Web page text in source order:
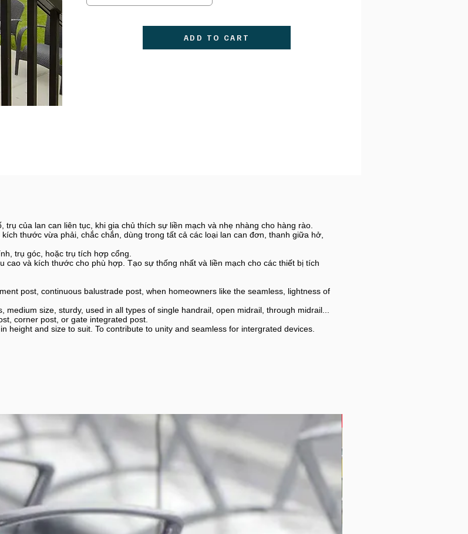
ADD TO CART
của lan can liên tục, khi gia chủ thích sự liền mạch và nhẹ nhàng cho hàng rào.
thước vừa phải, chắc chắn, dùng trong tất cả các loại lan can đơn, thanh giữa hở,
trụ góc, hoặc trụ tích hợp cổng.
cao và kích thước cho phù hợp. Tạo sự thống nhất và liền mạch cho các thiết bị tích
post, continuous balustrade post, when homeowners like the seamless, lightness of
size, sturdy, used in all types of single handrail, open midrail, through midrail...
corner post, or gate integrated post.
height and size to suit. To contribute to unity and seamless for intergrated devices.